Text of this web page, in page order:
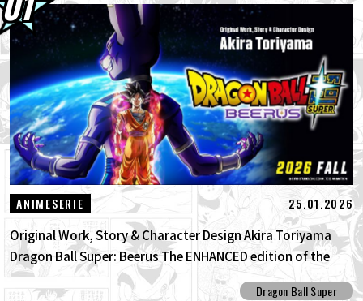
01.08.2026
Dragon Ball Super Divers Battle of Saiyans
Advance Packs jetzt im Angebot!
30.07.2026
DRAGON BALL: Funkelnd! ZEROs neuer,
bahnbrechender NEO- DLC ist da! Sieh d...
30.07.2026
[Interview mit Hironobu Kageyama!]
DRAGON BALL: Sparking! Der Titelli...
ANIMESERIE 25.01.2026
Original Work, Story & Character Design Akira Toriyama
Dragon Ball Super: Beerus The ENHANCED edition of the
anime Dragon Ball Super begins anew!
Dragon Ball Super